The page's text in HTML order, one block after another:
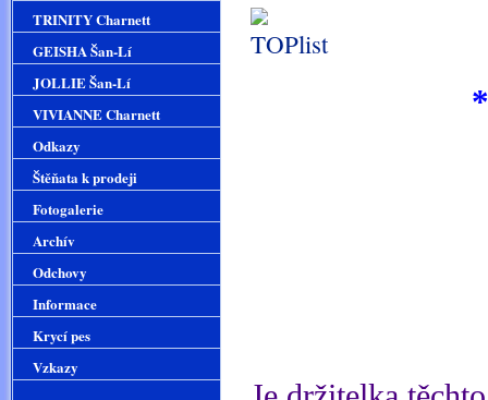
TRINITY Charnett
GEISHA Šan-Lí
JOLLIE Šan-Lí
VIVIANNE Charnett
Odkazy
Štěňata k prodeji
Fotogalerie
Archív
Odchovy
Informace
Krycí pes
Vzkazy